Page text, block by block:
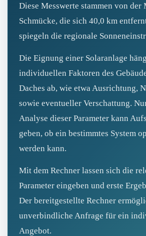
Diese Messwerte stammen von der
Schmücke, die sich 40,0 km
spiegeln die regionale
Die Eignung einer Solaranlage
individuellen Faktoren des
Daches ab, wie etwa Ausrichtung,
sowie eventueller Verschattung.
Analyse dieser Parameter kann
geben, ob ein bestimmtes System
werden kann.
Mit dem Rechner lassen sich die
Parameter eingeben und erste
Der bereitgestellte Rechner
unverbindliche Anfrage für ein
Angebot.